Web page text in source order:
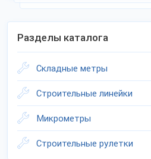
Разделы каталога
Складные метры
Строительные линейки
Микрометры
Строительные рулетки